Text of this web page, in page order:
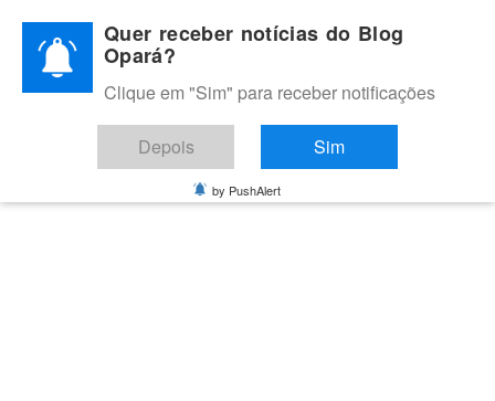
content
BLOG OPARÁ
Melhores notícias de Juazeiro, Petrolina e do Vale do São
Francisco
Quer receber notícias do Blog
Opará?
Clique em "Sim" para receber notificações
Depois Sim
by PushAlert